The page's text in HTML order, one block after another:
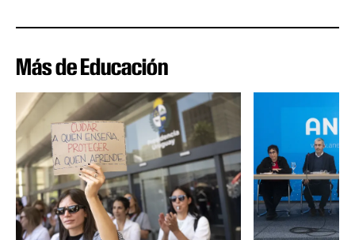
Más de Educación